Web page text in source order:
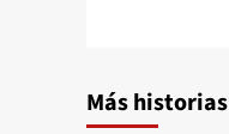
Más historias